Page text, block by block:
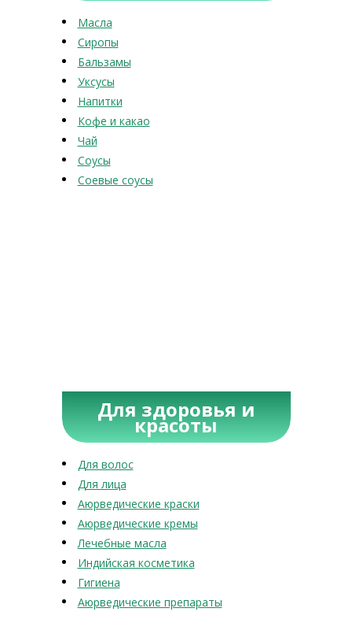
Масла
Сиропы
Бальзамы
Уксусы
Напитки
Кофе и какао
Чай
Соусы
Соевые соусы
Для здоровья и
красоты
Для волос
Для лица
Аюрведические краски
Аюрведические кремы
Лечебные масла
Индийская косметика
Гигиена
Аюрведические препараты